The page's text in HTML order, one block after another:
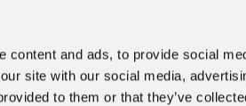
content and ads, to provide social
site with our social media,
to them or that they’ve